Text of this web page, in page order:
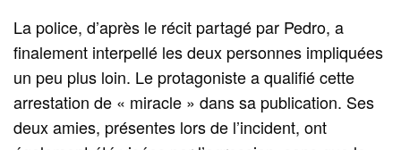
La police, d’après le récit partagé par Pedro, a
finalement interpellé les deux personnes impliquées
un peu plus loin. Le protagoniste a qualifié cette
arrestation de « miracle » dans sa publication. Ses
deux amies, présentes lors de l’incident, ont